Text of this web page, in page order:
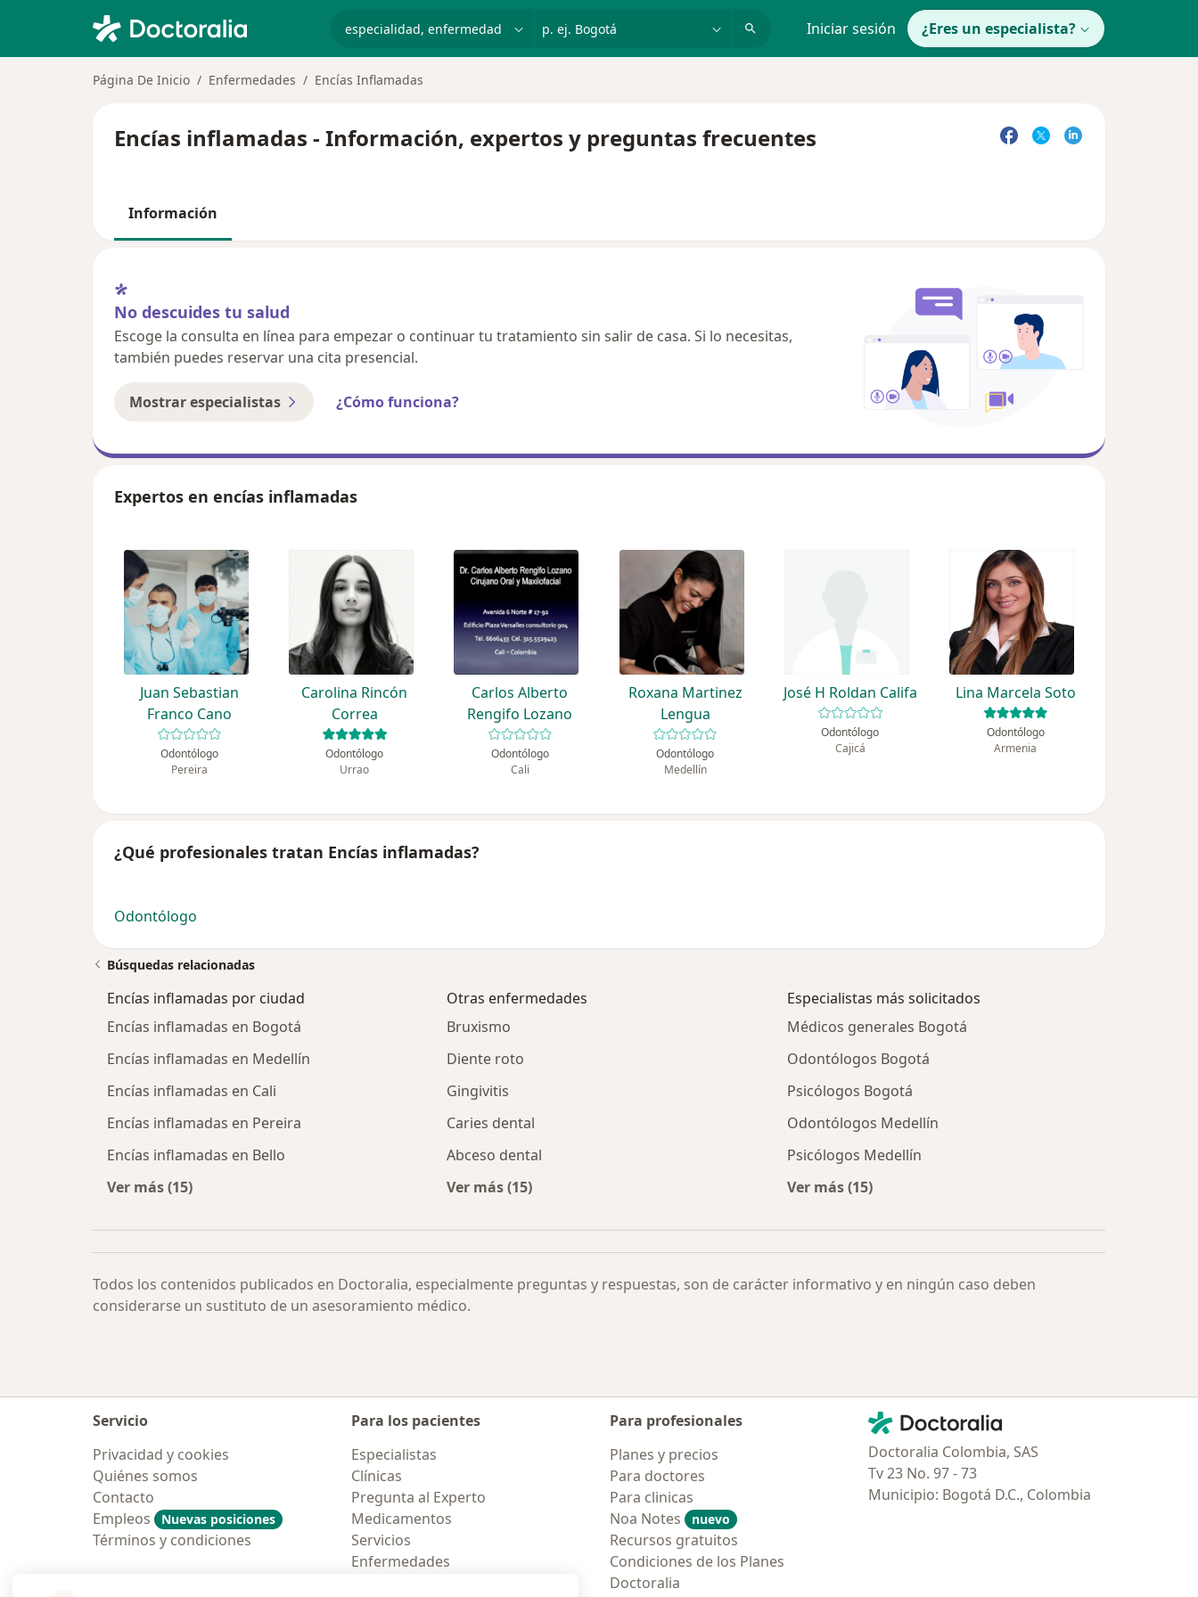
p. ej. Bogotá Iniciar sesión ¿Eres un especialista?
Página De Inicio Enfermedades Encías Inflamadas
Encías inflamadas - Información, expertos y preguntas frecuentes
Información
No descuides tu salud
Escoge la consulta en línea para empezar o continuar tu tratamiento sin salir de casa. Si lo necesitas,
también puedes reservar una cita presencial.
Mostrar especialistas ¿Cómo funciona?
Expertos en encías inflamadas
Juan Sebastian
Franco Cano
Odontólogo
Pereira
Carolina Rincón
Correa
Odontólogo
Urrao
Carlos Alberto
Rengifo Lozano
Odontólogo
Cali
Roxana Martinez
Lengua
Odontólogo
Medellín
José H Roldan Califa
Odontólogo
Cajicá
Lina Marcela Soto
Odontólogo
Armenia
¿Qué profesionales tratan Encías inflamadas?
Odontólogo
Búsquedas relacionadas
Encías inflamadas por ciudad
Encías inflamadas en Bogotá
Encías inflamadas en Medellín
Encías inflamadas en Cali
Encías inflamadas en Pereira
Encías inflamadas en Bello
Ver más (15)
Otras enfermedades
Bruxismo
Diente roto
Gingivitis
Caries dental
Abceso dental
Ver más (15)
Especialistas más solicitados
Médicos generales Bogotá
Odontólogos Bogotá
Psicólogos Bogotá
Odontólogos Medellín
Psicólogos Medellín
Ver más (15)
Todos los contenidos publicados en Doctoralia, especialmente preguntas y respuestas, son de carácter informativo y en ningún caso deben
considerarse un sustituto de un asesoramiento médico.
Servicio
Privacidad y cookies
Quiénes somos
Contacto
Empleos
Nuevas posiciones
Términos y condiciones
Para los pacientes
Especialistas
Clínicas
Pregunta al Experto
Medicamentos
Servicios
Enfermedades
Para profesionales
Planes y precios
Para doctores
Para clinicas
Noa Notes
nuevo
Recursos gratuitos
Condiciones de los Planes
Doctoralia
Contacto
Doctoralia - Página de inicio
Doctoralia Colombia, SAS
Tv 23 No. 97 - 73
Municipio: Bogotá D.C., Colombia